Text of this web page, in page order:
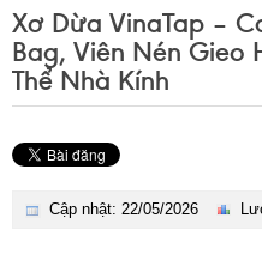
Xơ Dừa VinaTap –
Bag, Viên Nén Gieo
Thể Nhà Kính
Cập nhật: 22/05/2026